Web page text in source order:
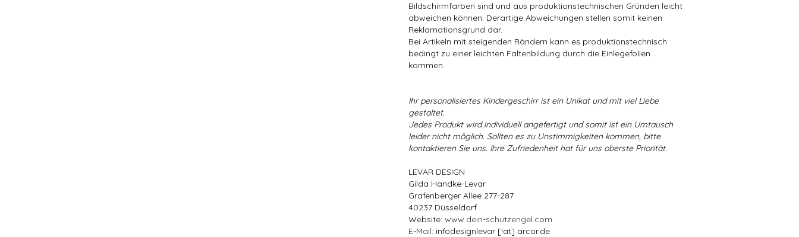
Bildschirmfarben sind und aus produktionstechnischen Gründen leicht
abweichen können. Derartige Abweichungen stellen somit keinen
Reklamationsgrund dar.
Bei Artikeln mit steigenden Rändern kann es produktionstechnisch
bedingt zu einer leichten Faltenbildung durch die Einlegefolien
kommen.
Ihr personalisiertes Kindergeschirr ist ein Unikat und mit viel Liebe
gestaltet.
Jedes Produkt wird individuell angefertigt und somit ist ein Umtausch
leider nicht möglich. Sollten es zu Unstimmigkeiten kommen, bitte
kontaktieren Sie uns. Ihre Zufriedenheit hat für uns oberste Priorität.
LEVAR DESIGN
Gilda Handke-Levar
Grafenberger Allee 277-287
40237 Düsseldorf
Website: www.dein-schutzengel.com
E-Mail: infodesignlevar [!at] arcor.de